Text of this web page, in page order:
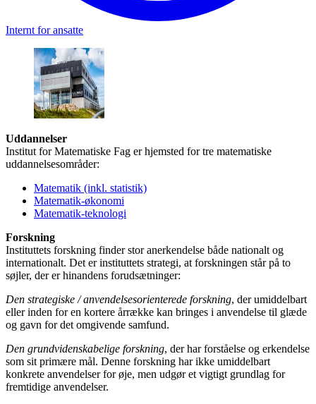
Internt for ansatte
Uddannelser
Institut for Matematiske Fag er hjemsted for tre matematiske
uddannelsesområder:
Matematik (inkl. statistik)
Matematik-økonomi
Matematik-teknologi
Forskning
Instituttets forskning finder stor anerkendelse både nationalt og
internationalt. Det er instituttets strategi, at forskningen står på to
søjler, der er hinandens forudsætninger:
Den strategiske / anvendelsesorienterede forskning, der umiddelbart
eller inden for en kortere årrække kan bringes i anvendelse til glæde
og gavn for det omgivende samfund.
Den grundvidenskabelige forskning, der har forståelse og erkendelse
som sit primære mål. Denne forskning har ikke umiddelbart
konkrete anvendelser for øje, men udgør et vigtigt grundlag for
fremtidige anvendelser.